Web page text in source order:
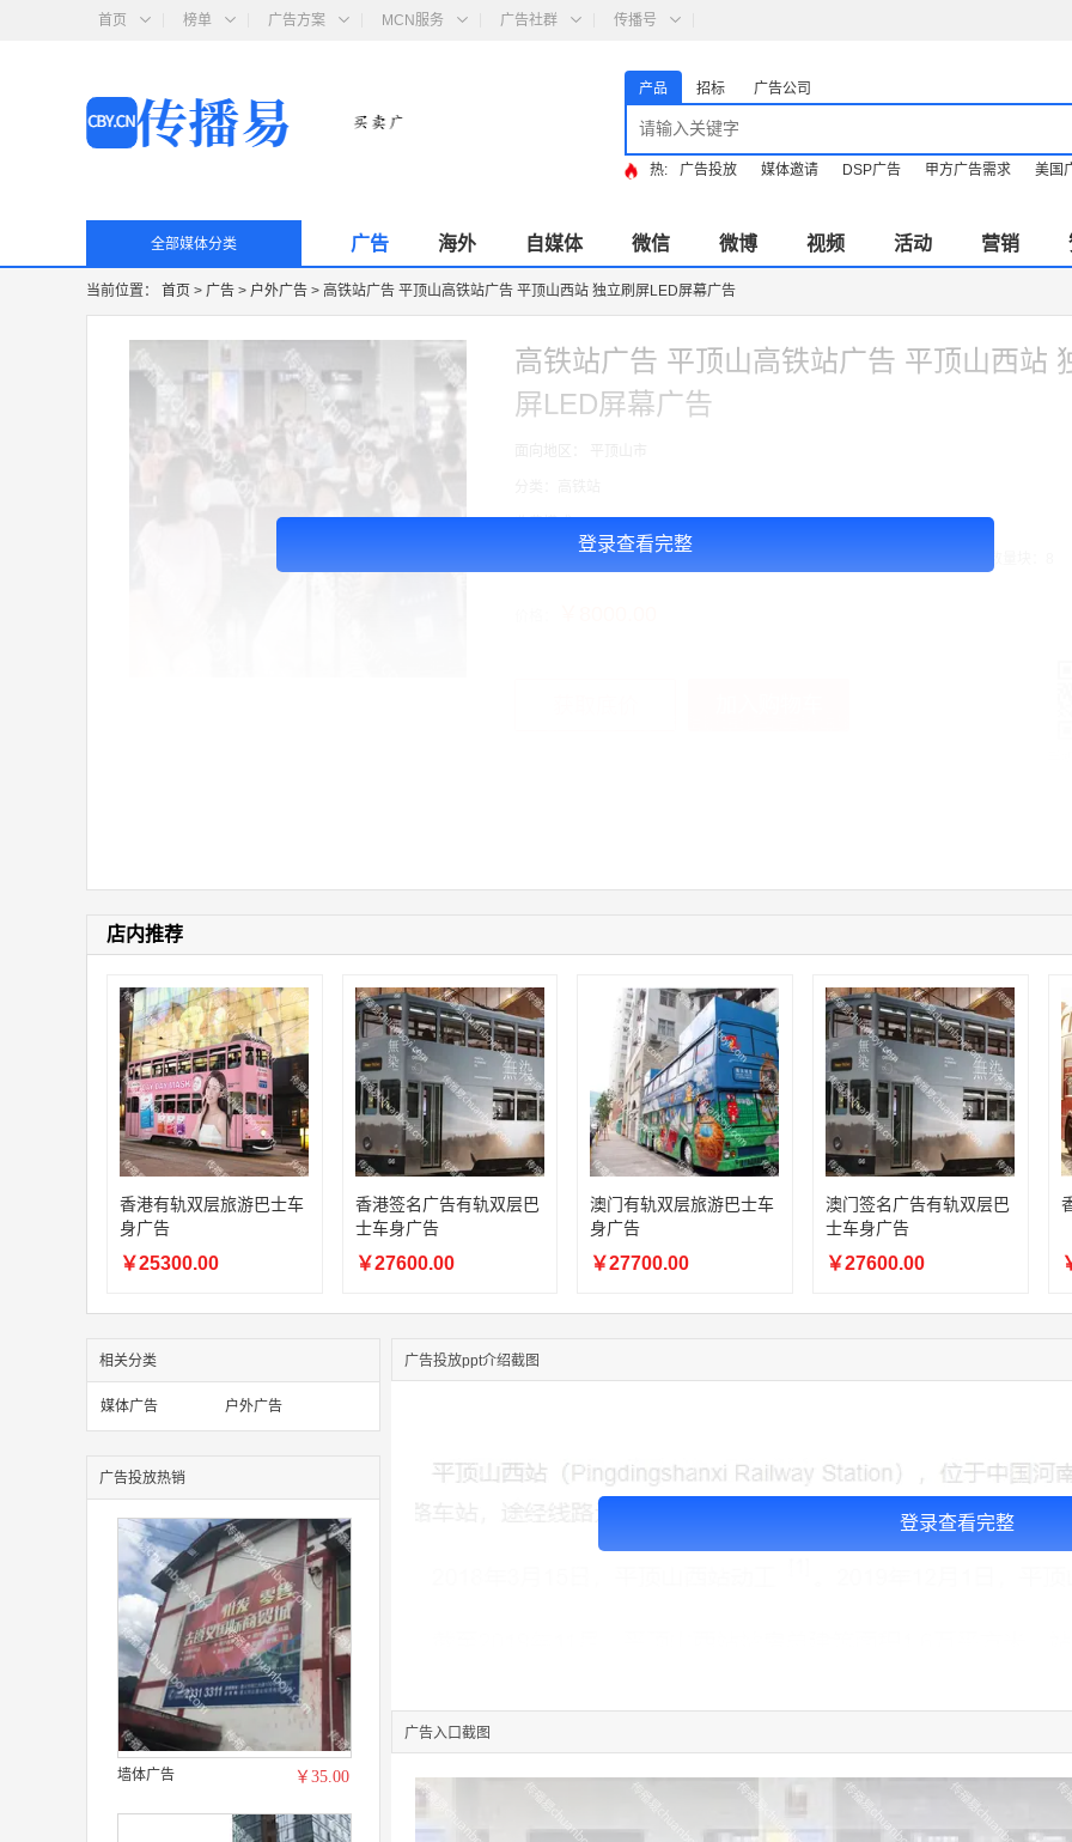
首页 榜单 广告方案 MCN服务 广告社群 传播号
产品 招标 广告公司
热: 广告投放 媒体邀请 DSP广告 甲方广告需求 美国
全部媒体分类 广告 海外 自媒体 微信 微博 视频 活动 营销
当前位置： 首页 > 广告 > 户外广告 > 高铁站广告 平顶山高铁站广告 平顶山西站 独立刷屏LED屏幕广告
登录查看完整
高铁站广告 平顶山高铁站广告 平顶山西站
屏LED屏幕广告
04:16:44 181****0078 联系了该媒体所在商家
03:40:56 157****6971 联系了该媒体所在商家
02:32:27
176****3456 联系了该媒体所在商家
04:09:07
182****6963 联系了该媒体所在商家
130****3379 联系了该媒体所在商家
08:36:41 191****0991 联系了该媒体所在商家
05:24:34 186****8762 联系了该媒体所在商家
06:11:20
166****9198 联系了该媒体所在商家
02:28:16 183****1249 联系了该媒体所在商家
05:13:40 159****9700 联系了该媒体所在商家
08:52:47 155****6115
联系了该媒体所在商家
03:27:46 181****7631
联系了该媒体所在商家
店内推荐
香港有轨双层旅游巴士车
身广告
￥25300.00
香港签名广告有轨双层巴
士车身广告
￥27600.00
澳门有轨双层旅游巴士车
身广告
￥27700.00
澳门签名广告有轨双层巴
士车身广告
￥27600.00
相关分类
媒体广告 户外广告
广告投放热销
墙体广告 ￥35.00
广告投放ppt介绍截图
登录查看完整
广告入口截图